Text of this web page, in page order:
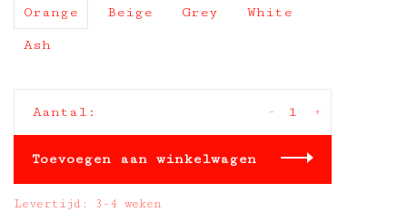
Orange Beige Grey White
Ash
Aantal: +
-
Toevoegen aan winkelwagen
Levertijd: 3-4 weken